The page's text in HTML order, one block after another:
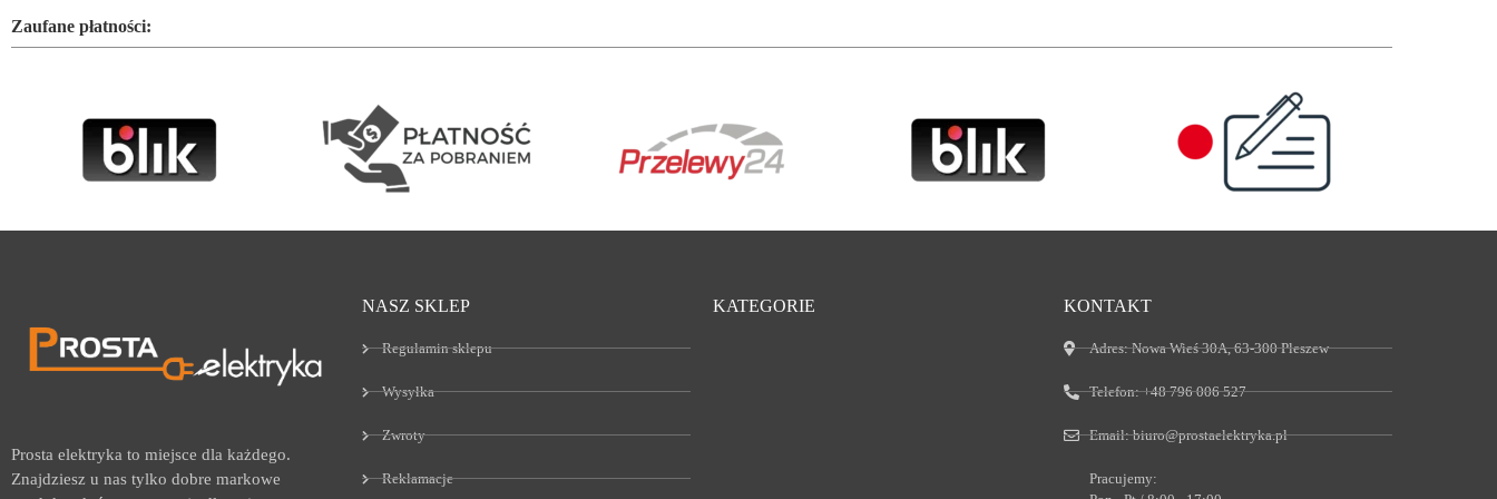
Zaufane płatności:
Prosta elektryka to miejsce dla każdego.
Znajdziesz u nas tylko dobre markowe
NASZ SKLEP
Regulamin sklepu
Wysyłka
Zwroty
Reklamacje
KATEGORIE KONTAKT
Adres:Nowa Wieś 30A, 63-300 Pleszew
Telefon:+48 796 006 527
Email:biuro@prostaelektryka.pl
Pracujemy: